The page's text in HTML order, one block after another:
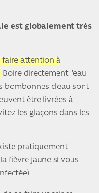
est globalement très
faire attention à
Boire directement l’eau
bombonnes d’eau sont
être livrées à
les glaçons dans les
pratiquement
fièvre jaune si vous